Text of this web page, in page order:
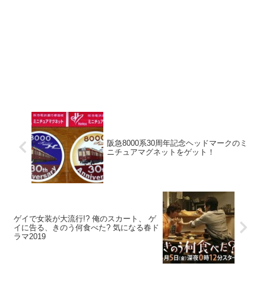
阪急8000系30周年記念ヘッドマークのミ
ニチュアマグネットをゲット！
ゲイで女装が大流行!? 俺のスカート、 ゲ
イに告る、きのう何食べた? 気になる春ド
ラマ2019